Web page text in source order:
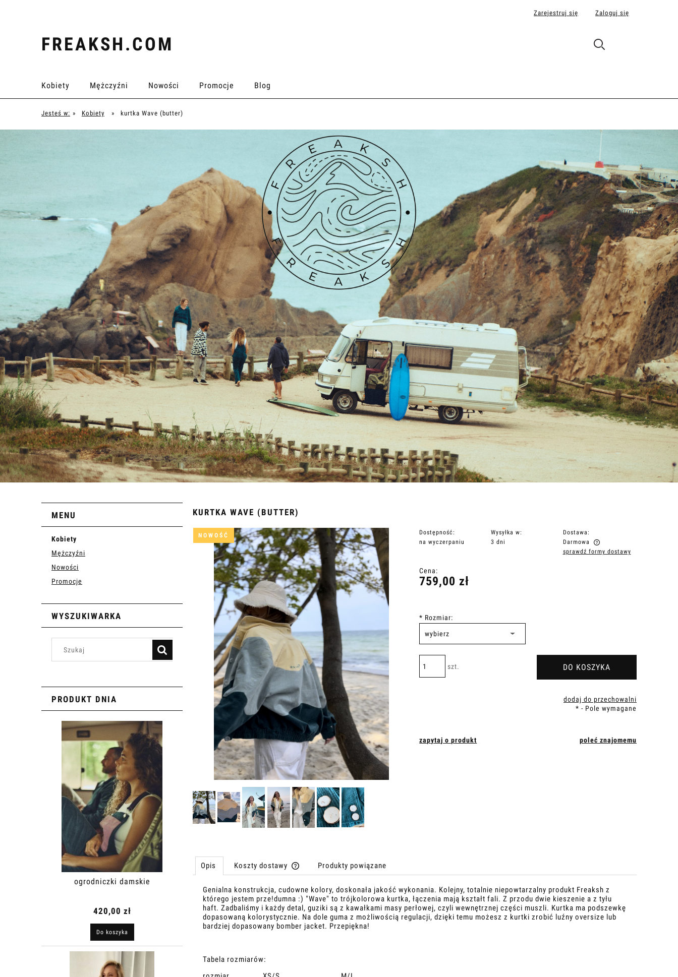
Zarejestruj się Zaloguj się
FREAKSH.COM
Kobiety Mężczyźni Nowości Promocje Blog
Jesteś w: » Kobiety » kurtka Wave (butter)
MENU
Kobiety
Mężczyźni
Nowości
Promocje
WYSZUKIWARKA
PRODUKT DNIA
ogrodniczki damskie
420,00 zł
Do koszyka
KURTKA WAVE (BUTTER)
NOWOŚĆ
Dostępność:
na wyczerpaniu
Wysyłka w:
3 dni
Dostawa:
Darmowa
sprawdź formy dostawy
Cena:
759,00 zł
* Rozmiar:
szt. DO KOSZYKA
dodaj do przechowalni
* - Pole wymagane
zapytaj o produkt poleć znajomemu
Opis Koszty dostawy
Cena nie zawiera ewentualnych kosztów
płatności
Produkty powiązane
Genialna konstrukcja, cudowne kolory, doskonała jakość wykonania. Kolejny, totalnie niepowtarzalny produkt Freaksh z
którego jestem prze!dumna :) "Wave" to trójkolorowa kurtka, łączenia mają kształt fali. Z przodu dwie kieszenie a z tyłu
haft. Zadbaliśmy i każdy detal, guziki są z kawałkami masy perłowej, czyli wewnętrznej części muszli. Kurtka ma podszewkę
dopasowaną kolorystycznie. Na dole guma z możliwością regulacji, dzięki temu możesz z kurtki zrobić luźny oversize lub
bardziej dopasowany bomber jacket. Przepiękna!
Tabela rozmiarów: